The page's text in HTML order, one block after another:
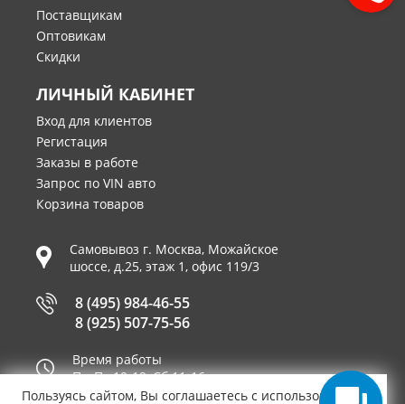
Поставщикам
Оптовикам
Скидки
ЛИЧНЫЙ КАБИНЕТ
Вход для клиентов
Регистация
Заказы в работе
Запрос по VIN авто
Корзина товаров
Самовывоз г. Москва, Можайское
шоссе, д.25, этаж 1, офис 119/3
8 (495) 984-46-55
8 (925) 507-75-56
Время работы
Пн-Пт 10-19, Сб 11-16
Пользуясь сайтом, Вы соглашаетесь с использованием